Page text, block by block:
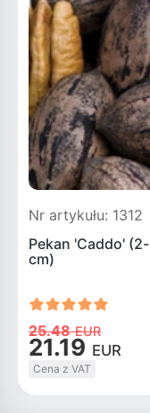
Nr artykułu: 1312
Pekan 'Caddo'
cm)
25.48 EUR
21.19 EUR
Cena z VAT